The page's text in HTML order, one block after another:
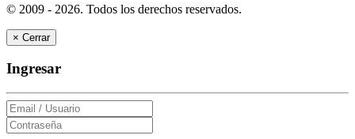
© 2009 - 2026. Todos los derechos reservados.
× Cerrar
Ingresar